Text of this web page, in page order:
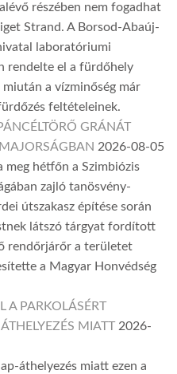
részében nem fogadhat
Strand. A Borsod-Abaúj-
laboratóriumi
rendelte el a fürdőhely
a vízminőség már
feltételeinek.
GRÁNÁT
2026-08-05
meg hétfőn a Szimbiózis
zajló tanösvény-
útszakasz építése során
látszó tárgyat fordított
rendőrjárőr a területet
a Magyar Honvédség
A PARKOLÁSÉRT
MIATT 2026-
áthelyezés miatt ezen a